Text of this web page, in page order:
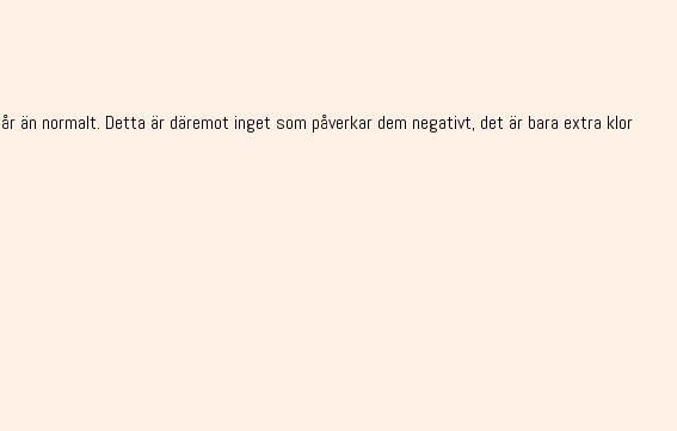
än normalt. Detta är däremot inget som påverkar dem negativt, det är bara extra klor